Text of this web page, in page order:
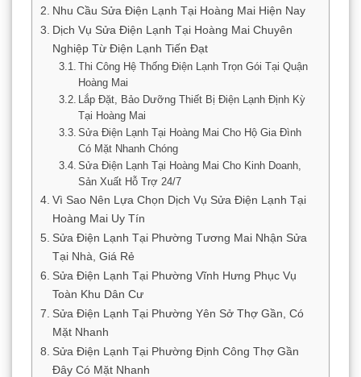
Nhu Cầu Sửa Điện Lạnh Tại Hoàng Mai Hiện Nay
Dịch Vụ Sửa Điện Lạnh Tại Hoàng Mai Chuyên
Nghiệp Từ Điện Lạnh Tiến Đạt
Thi Công Hệ Thống Điện Lạnh Trọn Gói Tại Quận
Hoàng Mai
Lắp Đặt, Bảo Dưỡng Thiết Bị Điện Lạnh Định Kỳ
Tại Hoàng Mai
Sửa Điện Lạnh Tại Hoàng Mai Cho Hộ Gia Đình
Có Mặt Nhanh Chóng
Sửa Điện Lạnh Tại Hoàng Mai Cho Kinh Doanh,
Sản Xuất Hỗ Trợ 24/7
Vì Sao Nên Lựa Chọn Dịch Vụ Sửa Điện Lạnh Tại
Hoàng Mai Uy Tín
Sửa Điện Lạnh Tại Phường Tương Mai Nhận Sửa
Tại Nhà, Giá Rẻ
Sửa Điện Lạnh Tại Phường Vĩnh Hưng Phục Vụ
Toàn Khu Dân Cư
Sửa Điện Lạnh Tại Phường Yên Sở Thợ Gần, Có
Mặt Nhanh
Sửa Điện Lạnh Tại Phường Định Công Thợ Gần
Đây Có Mặt Nhanh